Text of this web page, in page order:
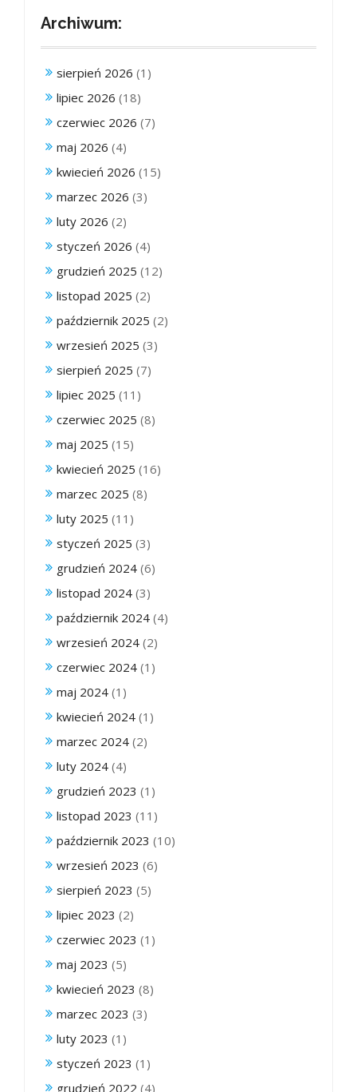
Archiwum:
sierpień 2026 (1)
lipiec 2026 (18)
czerwiec 2026 (7)
maj 2026 (4)
kwiecień 2026 (15)
marzec 2026 (3)
luty 2026 (2)
styczeń 2026 (4)
grudzień 2025 (12)
listopad 2025 (2)
październik 2025 (2)
wrzesień 2025 (3)
sierpień 2025 (7)
lipiec 2025 (11)
czerwiec 2025 (8)
maj 2025 (15)
kwiecień 2025 (16)
marzec 2025 (8)
luty 2025 (11)
styczeń 2025 (3)
grudzień 2024 (6)
listopad 2024 (3)
październik 2024 (4)
wrzesień 2024 (2)
czerwiec 2024 (1)
maj 2024 (1)
kwiecień 2024 (1)
marzec 2024 (2)
luty 2024 (4)
grudzień 2023 (1)
listopad 2023 (11)
październik 2023 (10)
wrzesień 2023 (6)
sierpień 2023 (5)
lipiec 2023 (2)
czerwiec 2023 (1)
maj 2023 (5)
kwiecień 2023 (8)
marzec 2023 (3)
luty 2023 (1)
styczeń 2023 (1)
grudzień 2022 (4)